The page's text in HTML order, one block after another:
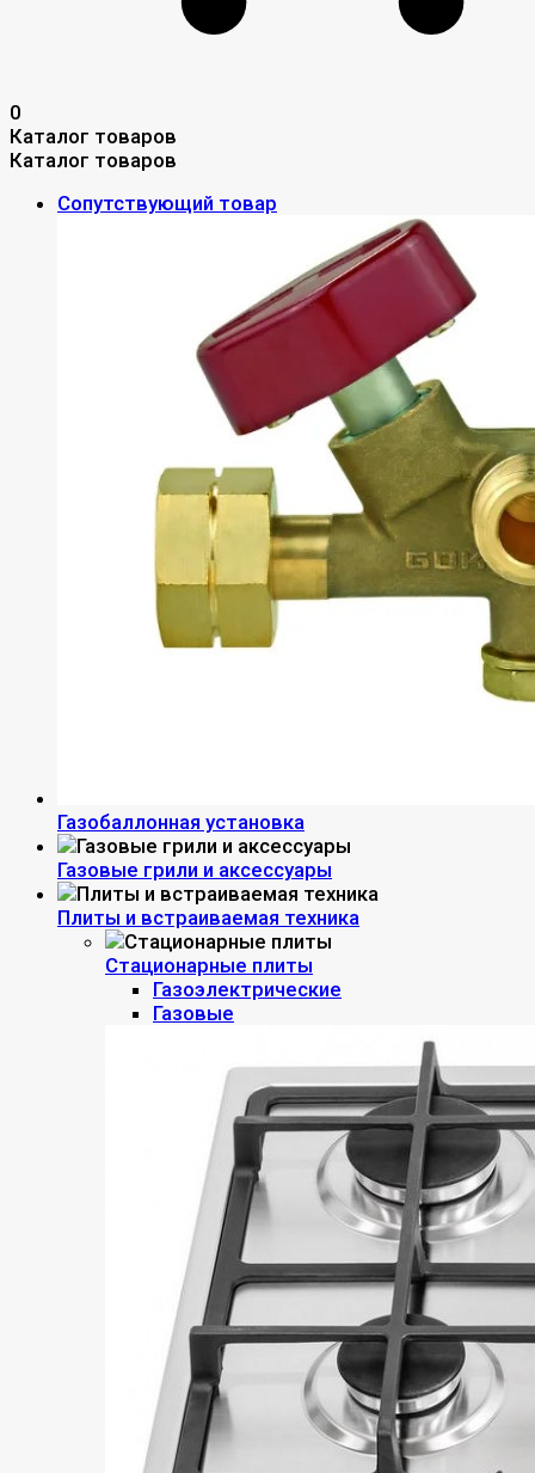
0
Каталог товаров
Каталог товаров
Сопутствующий товар
Газобаллонная установка
Газовые грили и аксессуары
Плиты и встраиваемая техника
Стационарные плиты
Газоэлектрические
Газовые